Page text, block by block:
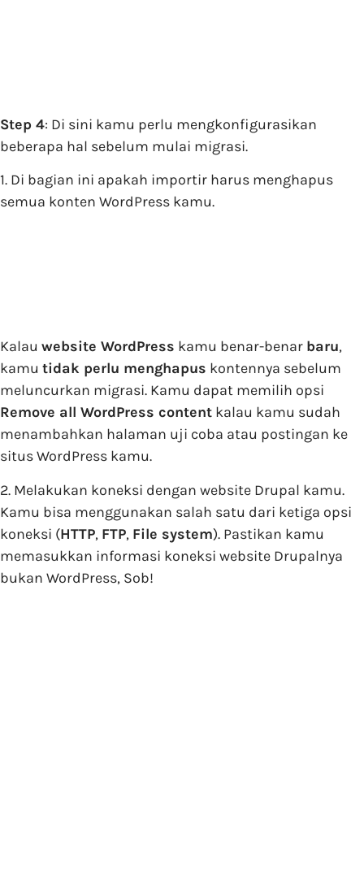
Step 4: Di sini kamu perlu mengkonfigurasikan
beberapa hal sebelum mulai migrasi.
1. Di bagian ini apakah importir harus menghapus
semua konten WordPress kamu.
Kalau website WordPress kamu benar-benar baru,
kamu tidak perlu menghapus kontennya sebelum
meluncurkan migrasi. Kamu dapat memilih opsi
Remove all WordPress content kalau kamu sudah
menambahkan halaman uji coba atau postingan ke
situs WordPress kamu.
2. Melakukan koneksi dengan website Drupal kamu.
Kamu bisa menggunakan salah satu dari ketiga opsi
koneksi (HTTP, FTP, File system). Pastikan kamu
memasukkan informasi koneksi website Drupalnya
bukan WordPress, Sob!